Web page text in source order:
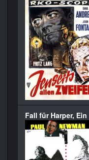
Fall für Harper, Ein